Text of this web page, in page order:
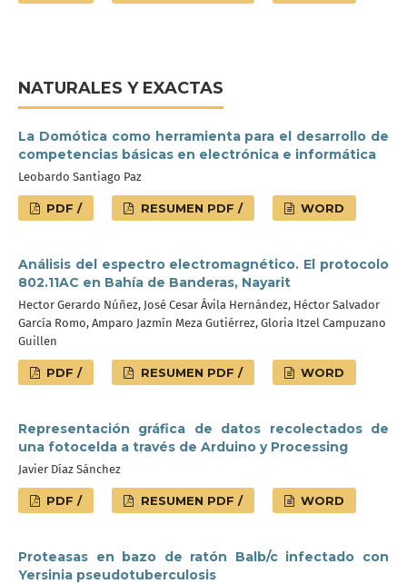
NATURALES Y EXACTAS
La Domótica como herramienta para el desarrollo de
competencias básicas en electrónica e informática
Leobardo Santiago Paz
PDF / RESUMEN PDF / WORD
Análisis del espectro electromagnético. El protocolo
802.11AC en Bahía de Banderas, Nayarit
Hector Gerardo Núñez, José Cesar Ávila Hernández, Héctor Salvador
García Romo, Amparo Jazmín Meza Gutiérrez, Gloria Itzel Campuzano
Guillen
PDF / RESUMEN PDF / WORD
Representación gráfica de datos recolectados de
una fotocelda a través de Arduino y Processing
Javier Díaz Sánchez
PDF / RESUMEN PDF / WORD
Proteasas en bazo de ratón Balb/c infectado con
Yersinia pseudotuberculosis